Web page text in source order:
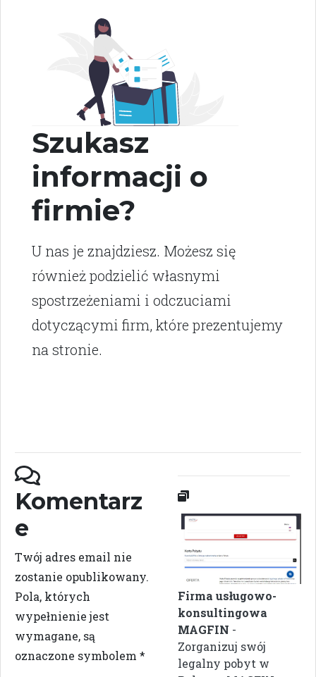
Szukasz
informacji o
firmie?
U nas je znajdziesz. Możesz się
również podzielić własnymi
spostrzeżeniami i odczuciami
dotyczącymi firm, które prezentujemy
na stronie.
Komentarz
e
Twój adres email nie
zostanie opublikowany.
Pola, których
wypełnienie jest
wymagane, są
oznaczone symbolem *
Firma usługowo-
konsultingowa
MAGFIN -
Zorganizuj swój
legalny pobyt w